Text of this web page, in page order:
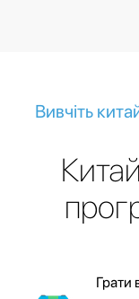
Вивчіть
Грати